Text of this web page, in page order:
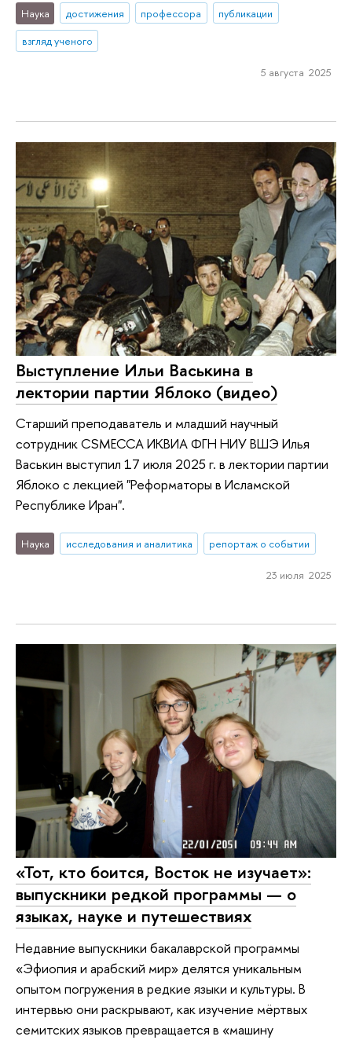
Наука достижения профессора
публикации
взгляд ученого
5 августа 2025
Выступление Ильи Васькина в
лектории партии Яблоко (видео)
Старший преподаватель и младший научный
сотрудник CSMECCA ИКВИА ФГН НИУ ВШЭ Илья
Васькин выступил 17 июля 2025 г. в лектории партии
Яблоко с лекцией "Реформаторы в Исламской
Республике Иран".
Наука исследования и аналитика репортаж о событии
23 июля 2025
«Тот, кто боится, Восток не изучает»:
выпускники редкой программы — о
языках, науке и путешествиях
Недавние выпускники бакалаврской программы
«Эфиопия и арабский мир» делятся уникальным
опытом погружения в редкие языки и культуры. В
интервью они раскрывают, как изучение мёртвых
семитских языков превращается в «машину